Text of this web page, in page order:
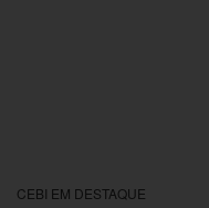
CEBI EM DESTAQUE